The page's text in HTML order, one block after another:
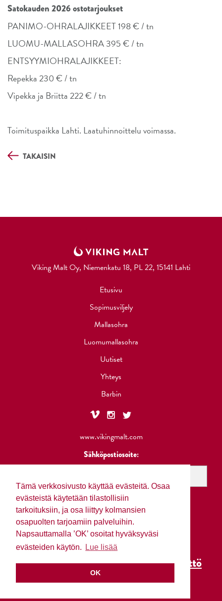
Tämä verkkosivusto käyttää evästeitä. Osaa
evästeistä käytetään tilastollisiin
tarkoituksiin, ja osa liittyy kolmansien
osapuolten tarjoamiin palveluihin.
Napsauttamalla ’OK’ osoitat hyväksyväsi
evästeiden käytön.
Lue lisää
OK
Satokauden 2026 ostotarjoukset
PANIMO-OHRALAJIKKEET 198 € / tn
LUOMU-MALLASOHRA 395 € / tn
ENTSYYMIOHRALAJIKKEET:
Repekka 230 € / tn
Vipekka ja Briitta 222 € / tn
Toimituspaikka Lahti. Laatuhinnoittelu voimassa.
TAKAISIN
Viking Malt Oy, Niemenkatu 18, PL 22, 15141 Lahti
Etusivu
Sopimusviljely
Mallasohra
Luomumallasohra
Uutiset
Yhteys
Barbin
www.vikingmalt.com
Sähköpostiosoite:
Tietosuojakäytäntö Evästeiden käyttö